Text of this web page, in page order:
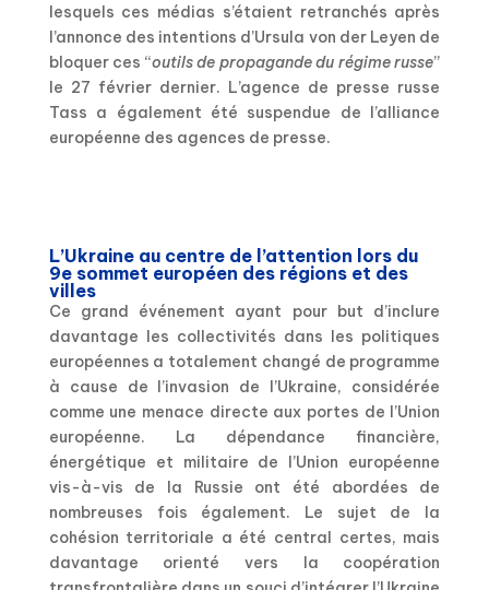
lesquels ces médias s’étaient retranchés après
l’annonce des intentions d’Ursula von der Leyen de
bloquer ces “outils de propagande du régime russe”
le 27 février dernier. L’agence de presse russe
Tass a également été suspendue de l’alliance
européenne des agences de presse.
L’Ukraine au centre de l’attention lors du
9e sommet européen des régions et des
villes
Ce grand événement ayant pour but d’inclure
davantage les collectivités dans les politiques
européennes a totalement changé de programme
à cause de l’invasion de l’Ukraine, considérée
comme une menace directe aux portes de l’Union
européenne. La dépendance financière,
énergétique et militaire de l’Union européenne
vis-à-vis de la Russie ont été abordées de
nombreuses fois également. Le sujet de la
cohésion territoriale a été central certes, mais
davantage orienté vers la coopération